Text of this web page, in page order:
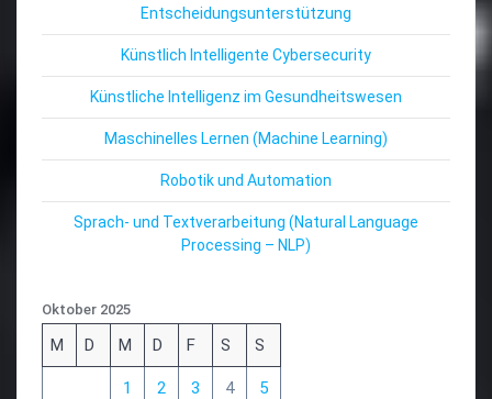
Entscheidungsunterstützung
Künstlich Intelligente Cybersecurity
Künstliche Intelligenz im Gesundheitswesen
Maschinelles Lernen (Machine Learning)
Robotik und Automation
Sprach- und Textverarbeitung (Natural Language
Processing – NLP)
Oktober 2025
M D M D F S S
1 2 3 4 5